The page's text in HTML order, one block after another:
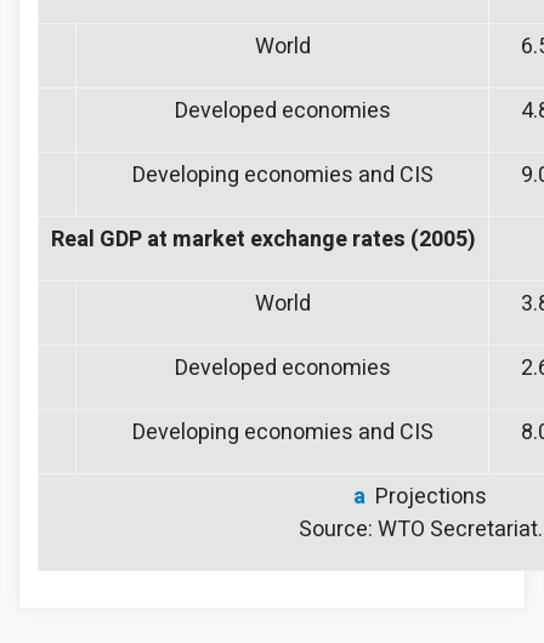
World
Developed economies
Developing economies and CIS
Real GDP at market exchange rates (2005)
World
Developed economies
Developing economies and CIS
a Projections
Source: WTO Secretariat.